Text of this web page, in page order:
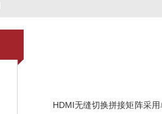
HDMI无缝切换拼接矩阵采